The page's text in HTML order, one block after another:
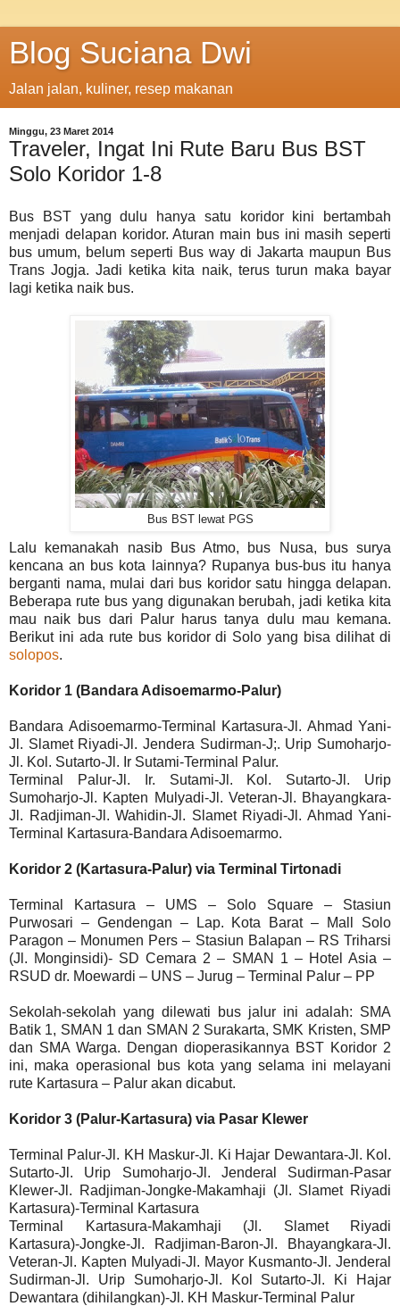
Blog Suciana Dwi
Jalan jalan, kuliner, resep makanan
Minggu, 23 Maret 2014
Traveler, Ingat Ini Rute Baru Bus BST
Solo Koridor 1-8
Bus BST yang dulu hanya satu koridor kini bertambah
menjadi delapan koridor. Aturan main bus ini masih seperti
bus umum, belum seperti Bus way di Jakarta maupun Bus
Trans Jogja. Jadi ketika kita naik, terus turun maka bayar
lagi ketika naik bus.
Bus BST lewat PGS
Lalu kemanakah nasib Bus Atmo, bus Nusa, bus surya
kencana an bus kota lainnya? Rupanya bus-bus itu hanya
berganti nama, mulai dari bus koridor satu hingga delapan.
Beberapa rute bus yang digunakan berubah, jadi ketika kita
mau naik bus dari Palur harus tanya dulu mau kemana.
Berikut ini ada rute bus koridor di Solo yang bisa dilihat di
solopos.
Koridor 1 (Bandara Adisoemarmo-Palur)
Bandara Adisoemarmo-Terminal Kartasura-Jl. Ahmad Yani-
Jl. Slamet Riyadi-Jl. Jendera Sudirman-J;. Urip Sumoharjo-
Jl. Kol. Sutarto-Jl. Ir Sutami-Terminal Palur.
Terminal Palur-Jl. Ir. Sutami-Jl. Kol. Sutarto-Jl. Urip
Sumoharjo-Jl. Kapten Mulyadi-Jl. Veteran-Jl. Bhayangkara-
Jl. Radjiman-Jl. Wahidin-Jl. Slamet Riyadi-Jl. Ahmad Yani-
Terminal Kartasura-Bandara Adisoemarmo.
Koridor 2 (Kartasura-Palur) via Terminal Tirtonadi
Terminal Kartasura – UMS – Solo Square – Stasiun
Purwosari – Gendengan – Lap. Kota Barat – Mall Solo
Paragon – Monumen Pers – Stasiun Balapan – RS Triharsi
(Jl. Monginsidi)- SD Cemara 2 – SMAN 1 – Hotel Asia –
RSUD dr. Moewardi – UNS – Jurug – Terminal Palur – PP
Sekolah-sekolah yang dilewati bus jalur ini adalah: SMA
Batik 1, SMAN 1 dan SMAN 2 Surakarta, SMK Kristen, SMP
dan SMA Warga. Dengan dioperasikannya BST Koridor 2
ini, maka operasional bus kota yang selama ini melayani
rute Kartasura – Palur akan dicabut.
Koridor 3 (Palur-Kartasura) via Pasar Klewer
Terminal Palur-Jl. KH Maskur-Jl. Ki Hajar Dewantara-Jl. Kol.
Sutarto-Jl. Urip Sumoharjo-Jl. Jenderal Sudirman-Pasar
Klewer-Jl. Radjiman-Jongke-Makamhaji (Jl. Slamet Riyadi
Kartasura)-Terminal Kartasura
Terminal Kartasura-Makamhaji (Jl. Slamet Riyadi
Kartasura)-Jongke-Jl. Radjiman-Baron-Jl. Bhayangkara-Jl.
Veteran-Jl. Kapten Mulyadi-Jl. Mayor Kusmanto-Jl. Jenderal
Sudirman-Jl. Urip Sumoharjo-Jl. Kol Sutarto-Jl. Ki Hajar
Dewantara (dihilangkan)-Jl. KH Maskur-Terminal Palur